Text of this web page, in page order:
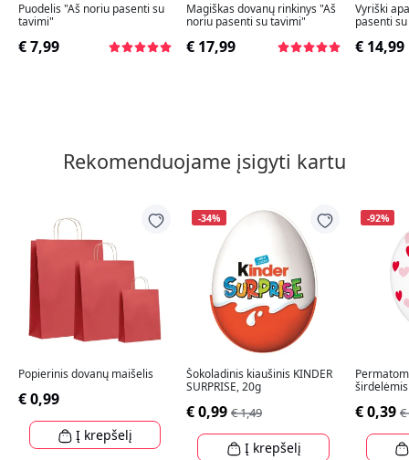
Puodelis "Aš noriu pasenti su
tavimi"
€ 7,99
Magiškas dovanų rinkinys "Aš
noriu pasenti su tavimi"
€ 17,99
Vyriški
pasenti
€ 14,99
Rekomenduojame įsigyti kartu
Popierinis dovanų maišelis
€ 0,99
Į krepšelį
-34%
Šokoladinis kiaušinis KINDER
SURPRISE, 20g
€ 0,99 € 1,49
Į krepšelį
-92%
€ 0,39 €